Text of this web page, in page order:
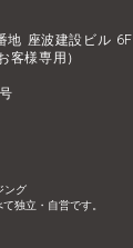
地 座波建設ビル 6F
客様専用）
独立・自営です。
ング